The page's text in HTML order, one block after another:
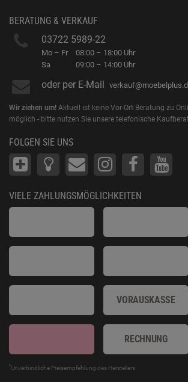
BERATUNG & VERKAUF
03722 5989-22
Mo – Fr
Sa
08:00 – 18:00 Uhr
09:00 – 14:00 Uhr
oder per E-Mail
Wir ziehen um! Aktuell ist keine Vor-Ort-Beratung zu
möglich - bitte nutzen Sie unsere telefonische
FOLGEN SIE UNS
VIELE ZAHLUNGSMÖGLICHKEITEN
VORAUSKASSE
RECHNUNG
*Unverbindliche Preisempfehlung des Herstellers